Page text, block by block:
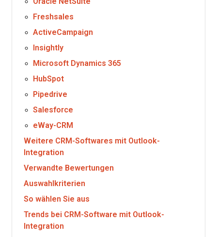
Freshsales
ActiveCampaign
Insightly
Microsoft Dynamics 365
HubSpot
Pipedrive
Salesforce
eWay-CRM
Weitere CRM-Softwares mit Outlook-
Integration
Verwandte Bewertungen
Auswahlkriterien
So wählen Sie aus
Trends bei CRM-Software mit Outlook-
Integration